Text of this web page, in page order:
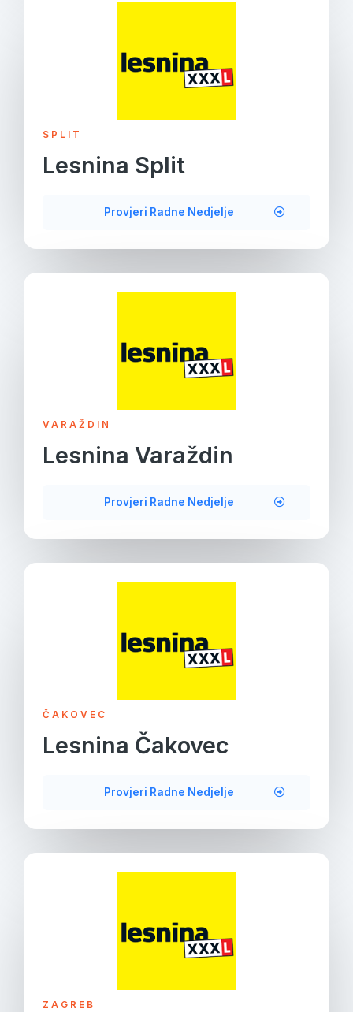
SPLIT
Lesnina Split
Provjeri Radne Nedjelje
VARAŽDIN
Lesnina Varaždin
Provjeri Radne Nedjelje
ČAKOVEC
Lesnina Čakovec
Provjeri Radne Nedjelje
ZAGREB